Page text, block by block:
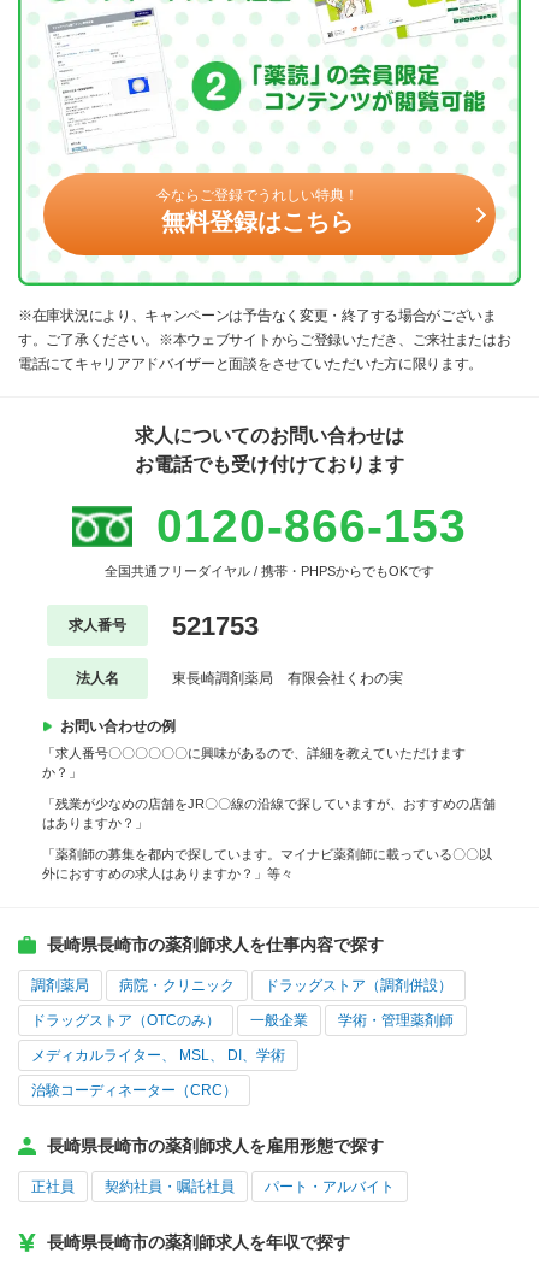
今ならご登録でうれしい特典！
無料登録はこちら
※在庫状況により、キャンペーンは予告なく変更・終了する場合がございま
す。ご了承ください。※本ウェブサイトからご登録いただき、ご来社またはお
電話にてキャリアアドバイザーと面談をさせていただいた方に限ります。
求人についてのお問い合わせは
お電話でも受け付けております
0120-866-153
全国共通フリーダイヤル / 携帯・PHPSからでもOKです
求人番号 521753
法人名 東長崎調剤薬局 有限会社くわの実
お問い合わせの例
「求人番号〇〇〇〇〇〇に興味があるので、詳細を教えていただけます
か？」
「残業が少なめの店舗をJR〇〇線の沿線で探していますが、おすすめの店舗
はありますか？」
「薬剤師の募集を都内で探しています。マイナビ薬剤師に載っている〇〇以
外におすすめの求人はありますか？」等々
長崎県長崎市の薬剤師求人を仕事内容で探す
調剤薬局 病院・クリニック ドラッグストア（調剤併設）
ドラッグストア（OTCのみ） 一般企業 学術・管理薬剤師
メディカルライター、 MSL、 DI、学術
治験コーディネーター（CRC）
長崎県長崎市の薬剤師求人を雇用形態で探す
正社員 契約社員・嘱託社員 パート・アルバイト
長崎県長崎市の薬剤師求人を年収で探す